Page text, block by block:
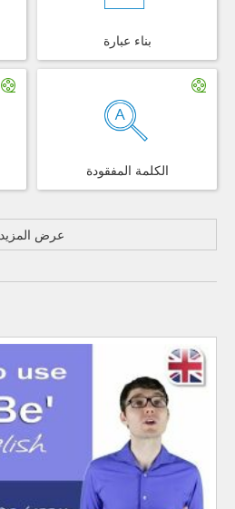
بناء عبارة
الكلمة المفقودة
عرض المزيد